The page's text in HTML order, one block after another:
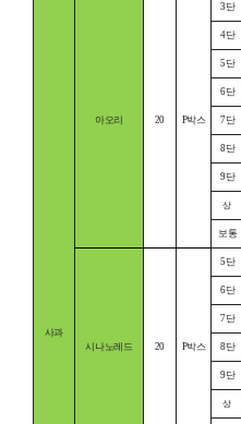
사과
아오리 20 P박스
3단
4단
5단
6단
7단
8단
9단
상
보통
시나노레드 20 P박스
5단
6단
7단
8단
9단
상